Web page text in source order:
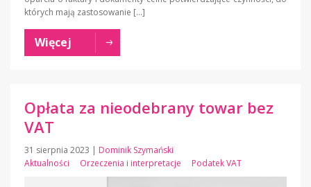
których mają zastosowanie […]
Więcej
Opłata za nieodebrany towar bez
VAT
31 sierpnia 2023 | Dominik Szymański
Aktualności
Orzeczenia i interpretacje Podatek VAT